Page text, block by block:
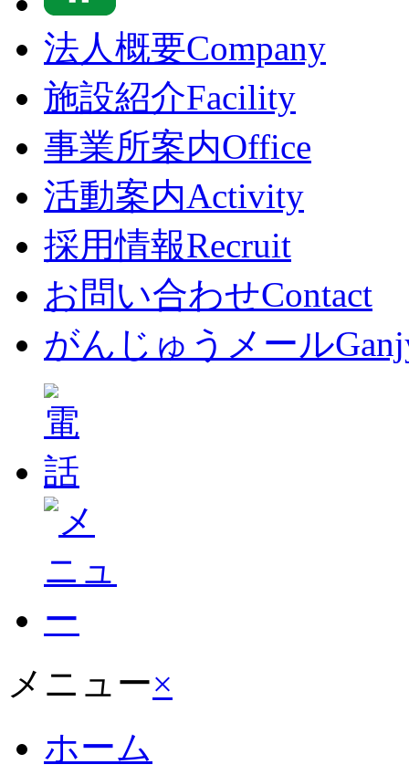
法人概要Company
施設紹介Facility
事業所案内Office
活動案内Activity
採用情報Recruit
お問い合わせContact
がんじゅうメール
メニュー×
ホーム